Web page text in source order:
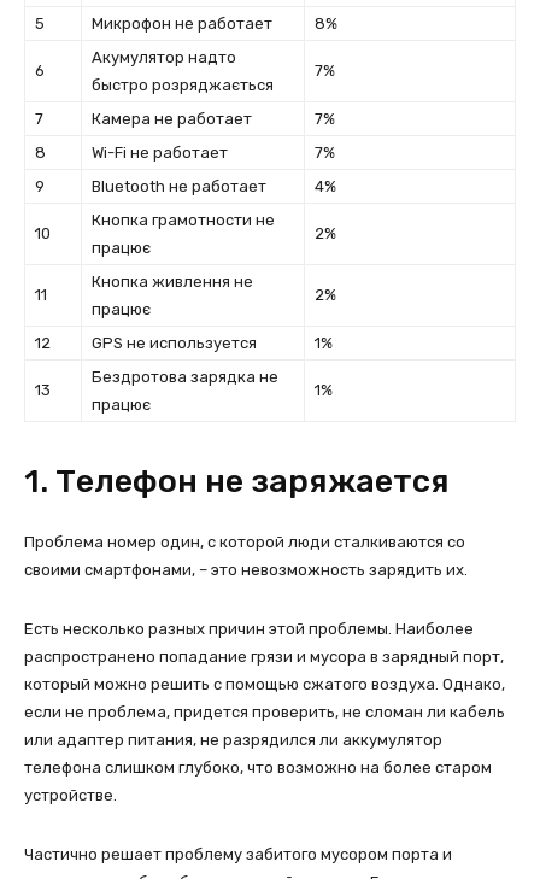
5
Микрофон не работает 8%
6
Акумулятор надто
быстро розряджається
7%
7 Камера не работает
7%
8
Wi-Fi не работает
7%
9
Bluetooth не работает 4%
10
Кнопка грамотности не
працює
2%
11
Кнопка живлення не
працює
2%
12 GPS не используется 1%
13
Бездротова зарядка не
працює
1%
1. Телефон не заряжается
Проблема номер один, с которой люди сталкиваются со
своими смартфонами, – это невозможность зарядить их.
Есть несколько разных причин этой проблемы. Наиболее
распространено попадание грязи и мусора в зарядный порт,
который можно решить с помощью сжатого воздуха. Однако,
если не проблема, придется проверить, не сломан ли кабель
или адаптер питания, не разрядился ли аккумулятор
телефона слишком глубоко, что возможно на более старом
устройстве.
Частично решает проблему забитого мусором порта и